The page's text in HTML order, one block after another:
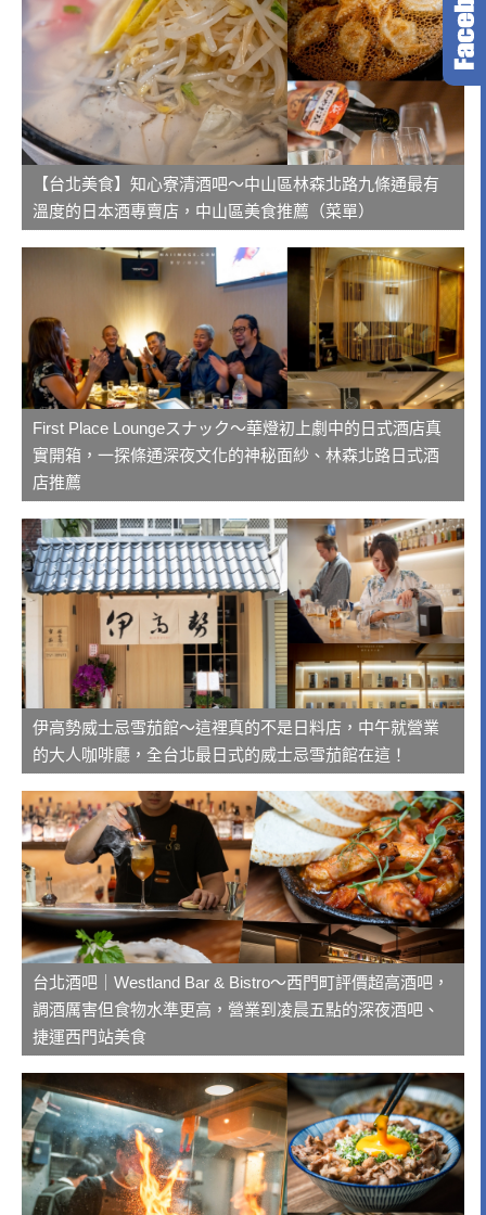
【台北美食】知心寮清酒吧～中山區林森北路九條通最有
溫度的日本酒專賣店，中山區美食推薦（菜單）
First Place Loungeスナック～華燈初上劇中的日式酒店真
實開箱，一探條通深夜文化的神秘面紗、林森北路日式酒
店推薦
伊高勢威士忌雪茄館～這裡真的不是日料店，中午就營業
的大人咖啡廳，全台北最日式的威士忌雪茄館在這！
台北酒吧｜Westland Bar & Bistro～西門町評價超高酒吧，
調酒厲害但食物水準更高，營業到凌晨五點的深夜酒吧、
捷運西門站美食